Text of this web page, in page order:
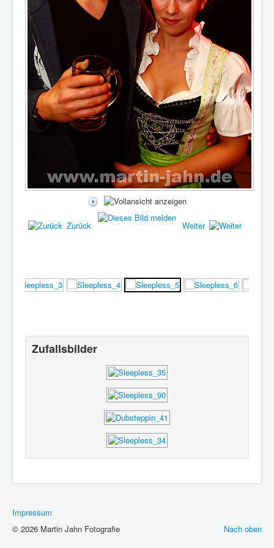
Zurück Weiter
Zufallsbilder
Impressum
Nach oben
© 2026 Martin Jahn Fotografie